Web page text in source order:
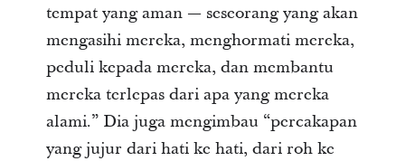
tempat yang aman — seseorang yang akan
mengasihi mereka, menghormati mereka,
peduli kepada mereka, dan membantu
mereka terlepas dari apa yang mereka
alami.” Dia juga mengimbau “percakapan
yang jujur dari hati ke hati, dari roh ke